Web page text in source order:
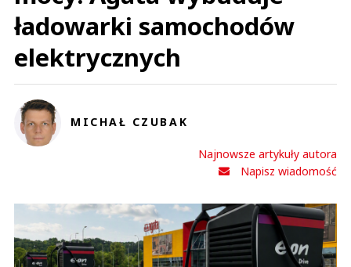
ładowarki samochodów
elektrycznych
MICHAŁ CZUBAK
Najnowsze artykuły autora
Napisz wiadomość